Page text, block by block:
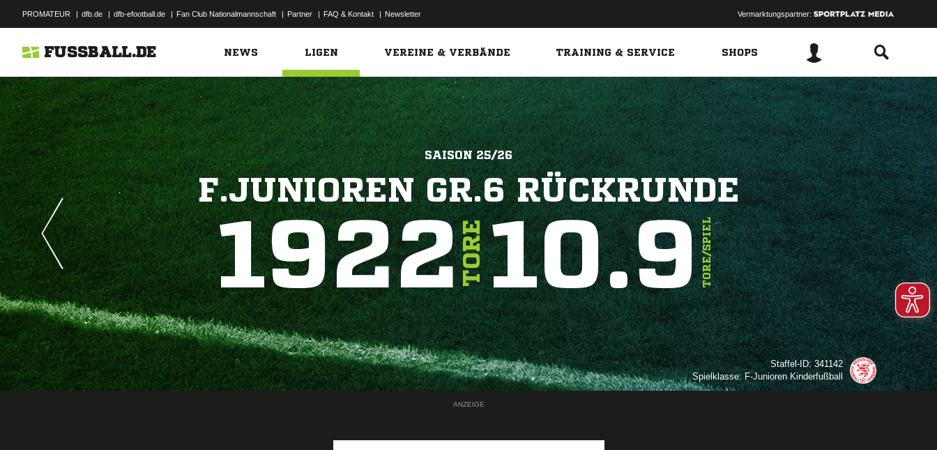
PROMATEUR | dfb.de | dfb-efootball.de | Fan Club Nationalmannschaft | Partner | FAQ & Kontakt | Newsletter Vermarktungspartner:
FUSSBALL.DE NEWS LIGEN VEREINE & VERBÄNDE TRAINING & SERVICE SHOPS
SAISON 25/26
F.JUNIOREN GR.6 RÜCKRUNDE
1922TORE10.9TORE/SPIEL
Staffel-ID: 341142
Spielklasse: F-Junioren Kinderfußball
ANZEIGE